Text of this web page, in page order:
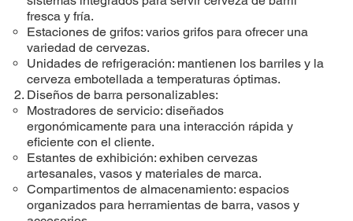
fresca y fría.
Estaciones de grifos: varios grifos para ofrecer una
variedad de cervezas.
Unidades de refrigeración: mantienen los barriles y la
cerveza embotellada a temperaturas óptimas.
Diseños de barra personalizables:
Mostradores de servicio: diseñados
ergonómicamente para una interacción rápida y
eficiente con el cliente.
Estantes de exhibición: exhiben cervezas
artesanales, vasos y materiales de marca.
Compartimentos de almacenamiento: espacios
organizados para herramientas de barra, vasos y